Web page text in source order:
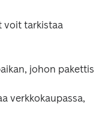
johon pakettisi